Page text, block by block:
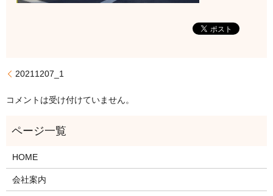
20211207_1
コメントは受け付けていません。
HOME
会社案内